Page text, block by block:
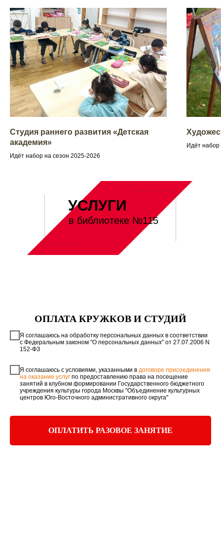
Студия раннего развития «Детская
академия»
Идёт набор на сезон 2025-2026
Идёт
УСЛУГИ
в библиотеке №115
ОПЛАТА КРУЖКОВ И СТУДИЙ
Я соглашаюсь на обработку персональных данных в соответствии
с Федеральным законом "О персональных данных" от 27.07.2006 N
152-ФЗ
Я соглашаюсь с условиями, указанными в договоре присоединения
на оказание услуг по предоставлению права на посещение
занятий в клубном формировании Государственного бюджетного
учреждения культуры города Москвы "Объединение культурных
центров Юго-Восточного административного округа"
ОПЛАТИТЬ РАЗОВОЕ ЗАНЯТИЕ